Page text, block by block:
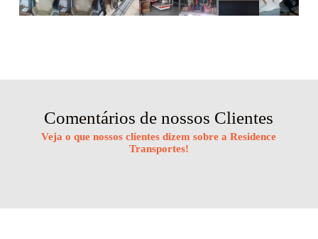
Comentários de nossos Clientes
Veja o que nossos clientes dizem sobre a Residence
Transportes!